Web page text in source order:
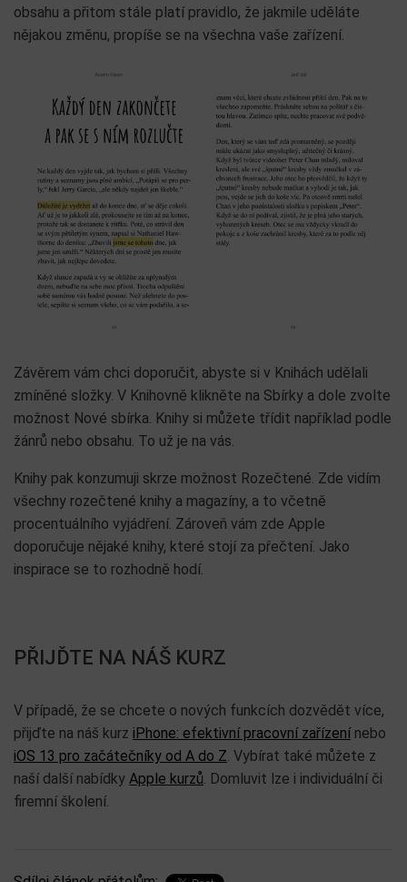
obsahu a přitom stále platí pravidlo, že jakmile uděláte
nějakou změnu, propíše se na všechna vaše zařízení.
Závěrem vám chci doporučit, abyste si v Knihách udělali
zmíněné složky. V Knihovně klikněte na Sbírky a dole zvolte
možnost Nové sbírka. Knihy si můžete třídit například podle
žánrů nebo obsahu. To už je na vás.
Knihy pak konzumuji skrze možnost Rozečtené. Zde vidím
všechny rozečtené knihy a magazíny, a to včetně
procentuálního vyjádření. Zároveň vám zde Apple
doporučuje nějaké knihy, které stojí za přečtení. Jako
inspirace se to rozhodně hodí.
PŘIJĎTE NA NÁŠ KURZ
V případě, že se chcete o nových funkcích dozvědět více,
přijďte na náš kurz iPhone: efektivní pracovní zařízenínebo
iOS 13 pro začátečníky od A do Z. Vybírat také můžete z
naší další nabídky Apple kurzů. Domluvit lze i individuální či
firemní školení.